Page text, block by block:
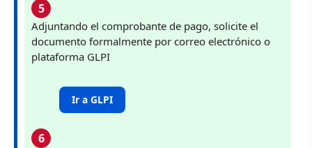
5
Adjuntando el comprobante de pago, solicite el
documento formalmente por correo electrónico o
plataforma GLPI
Ir a GLPI
6